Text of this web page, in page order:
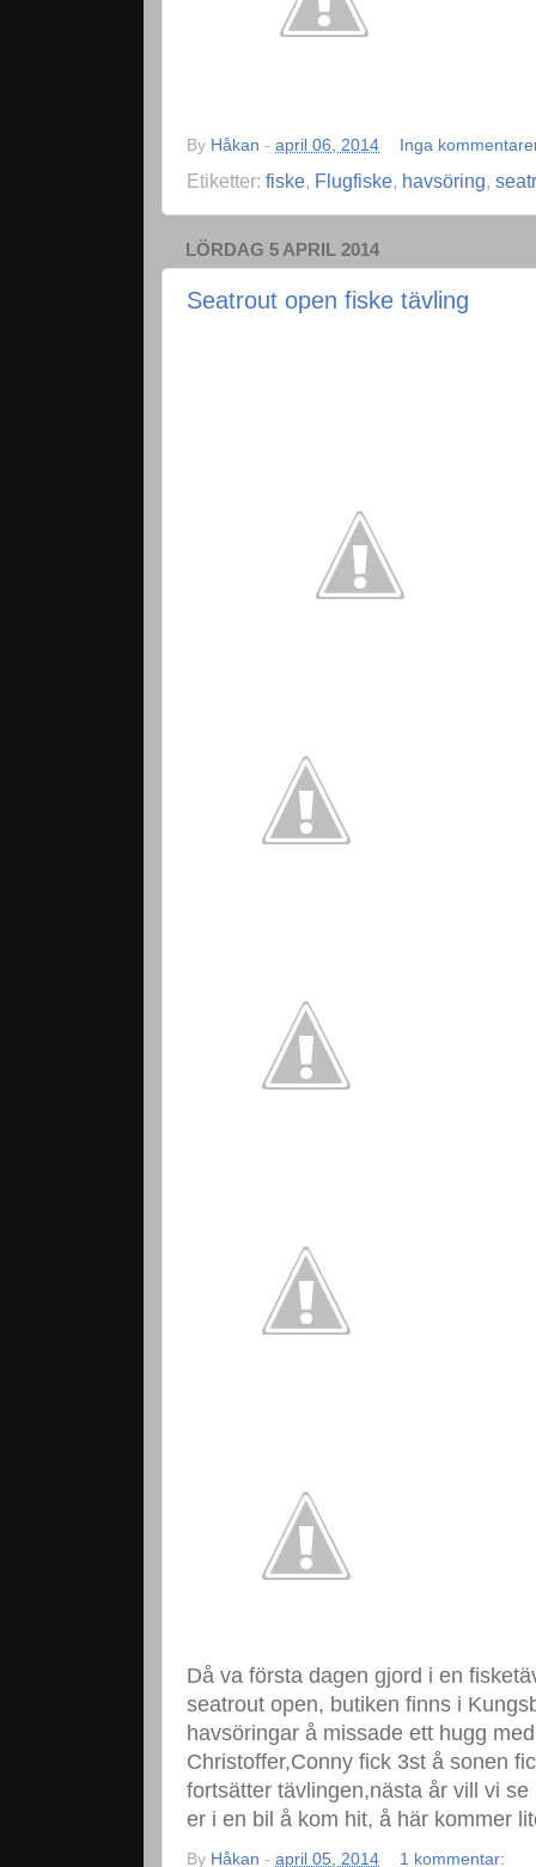
By Håkan - april 06, 2014 Inga
Etiketter: fiske, Flugfiske, havsöring,
LÖRDAG 5 APRIL 2014
Seatrout open fiske tävling
Då va första dagen gjord i en
seatrout open, butiken finns i
havsöringar å missade ett hugg
Christoffer,Conny fick 3st å sonen
fortsätter tävlingen,nästa år vill vi
er i en bil å kom hit, å här kommer
By Håkan - april 05, 2014 1 kommentar: